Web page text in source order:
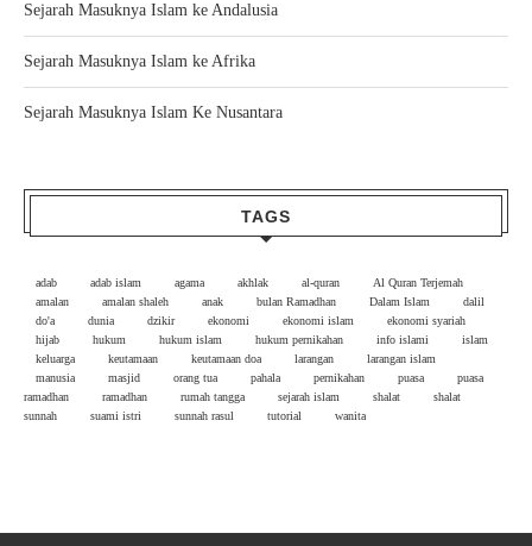
Sejarah Masuknya Islam ke Andalusia
Sejarah Masuknya Islam ke Afrika
Sejarah Masuknya Islam Ke Nusantara
TAGS
adab adab islam agama akhlak al-quran
Al Quran Terjemah
amalan
amalan shaleh anak bulan Ramadhan Dalam Islam
dalil
do'a
dunia dzikir ekonomi ekonomi islam
ekonomi syariah
hijab
hukum hukum islam hukum pernikahan info islami
islam
keluarga
keutamaan keutamaan doa larangan
larangan islam
manusia
masjid orang tua pahala pernikahan puasa
puasa
ramadhan
ramadhan rumah tangga sejarah islam shalat
shalat
sunnah
suami istri sunnah rasul tutorial wanita